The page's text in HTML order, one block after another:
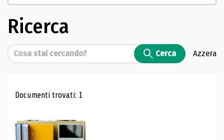
Ricerca
Cerca Cerca Azzera
Risultati di ricerca
Documenti trovati: 1